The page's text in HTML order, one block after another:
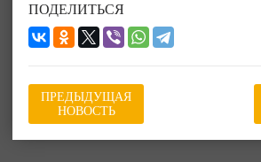
ПОДЕЛИТЬСЯ
ПРЕДЫДУЩАЯ
НОВОСТЬ